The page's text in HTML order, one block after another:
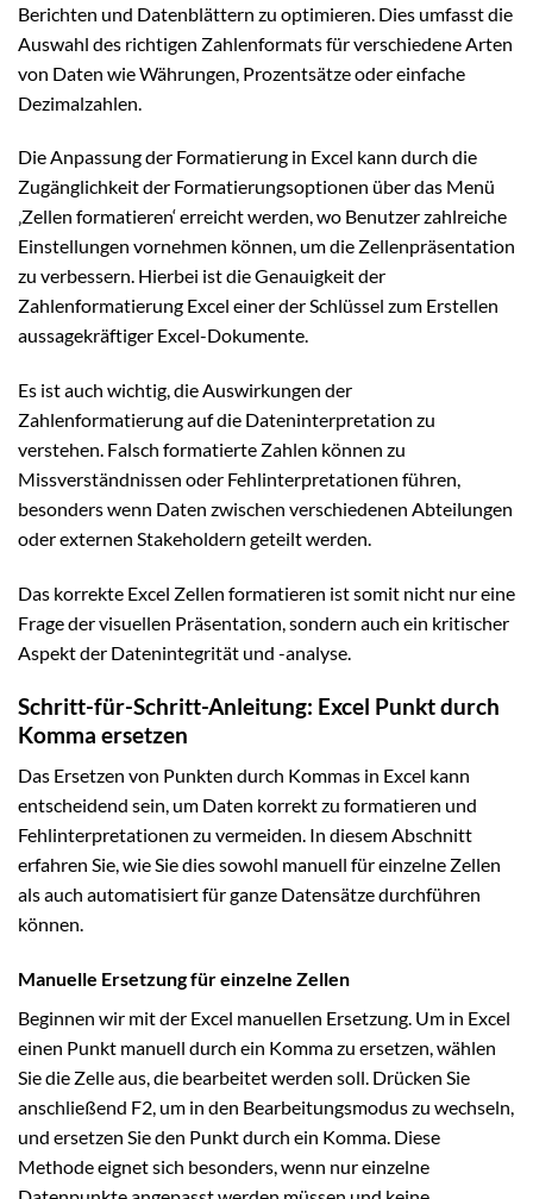
Berichten und Datenblättern zu optimieren. Dies umfasst die
Auswahl des richtigen Zahlenformats für verschiedene Arten
von Daten wie Währungen, Prozentsätze oder einfache
Dezimalzahlen.
Die Anpassung der Formatierung in Excel kann durch die
Zugänglichkeit der Formatierungsoptionen über das Menü
‚Zellen formatieren‘ erreicht werden, wo Benutzer zahlreiche
Einstellungen vornehmen können, um die Zellenpräsentation
zu verbessern. Hierbei ist die Genauigkeit der
Zahlenformatierung Excel einer der Schlüssel zum Erstellen
aussagekräftiger Excel-Dokumente.
Es ist auch wichtig, die Auswirkungen der
Zahlenformatierung auf die Dateninterpretation zu
verstehen. Falsch formatierte Zahlen können zu
Missverständnissen oder Fehlinterpretationen führen,
besonders wenn Daten zwischen verschiedenen Abteilungen
oder externen Stakeholdern geteilt werden.
Das korrekte Excel Zellen formatieren ist somit nicht nur eine
Frage der visuellen Präsentation, sondern auch ein kritischer
Aspekt der Datenintegrität und -analyse.
Schritt-für-Schritt-Anleitung: Excel Punkt durch
Komma ersetzen
Das Ersetzen von Punkten durch Kommas in Excel kann
entscheidend sein, um Daten korrekt zu formatieren und
Fehlinterpretationen zu vermeiden. In diesem Abschnitt
erfahren Sie, wie Sie dies sowohl manuell für einzelne Zellen
als auch automatisiert für ganze Datensätze durchführen
können.
Manuelle Ersetzung für einzelne Zellen
Beginnen wir mit der Excel manuellen Ersetzung. Um in Excel
einen Punkt manuell durch ein Komma zu ersetzen, wählen
Sie die Zelle aus, die bearbeitet werden soll. Drücken Sie
anschließend F2, um in den Bearbeitungsmodus zu wechseln,
und ersetzen Sie den Punkt durch ein Komma. Diese
Methode eignet sich besonders, wenn nur einzelne